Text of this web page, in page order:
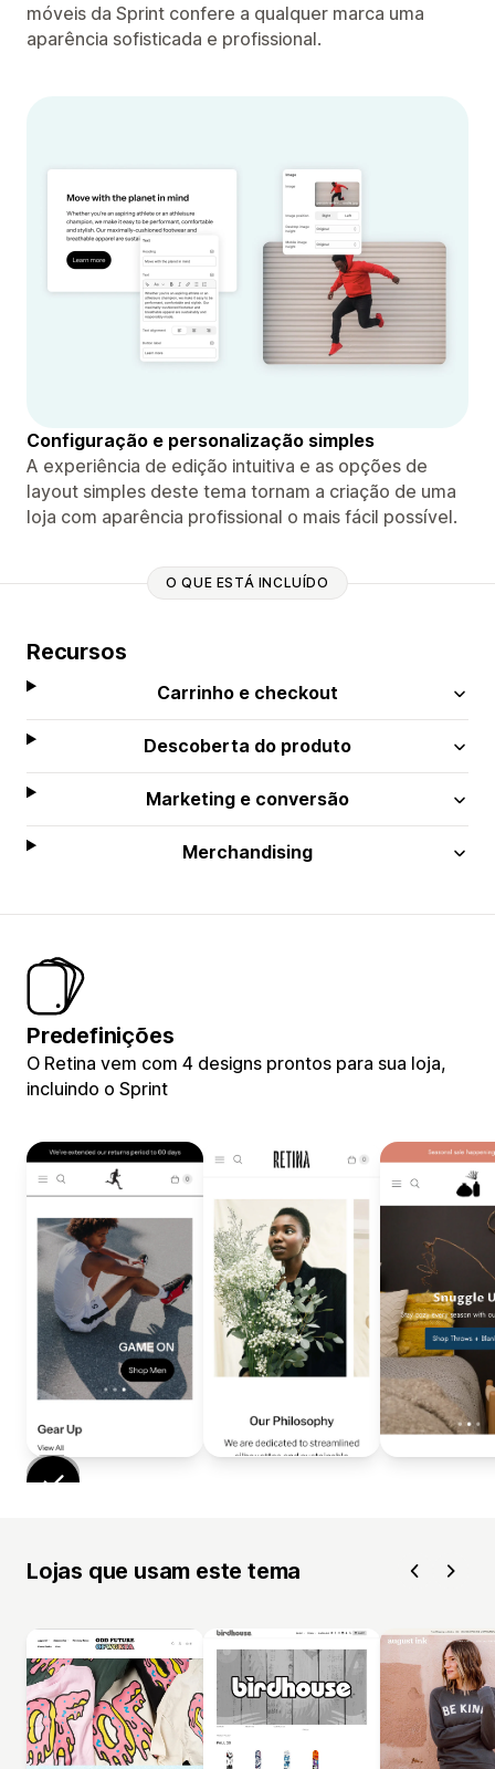
móveis da Sprint confere a qualquer marca uma
aparência sofisticada e profissional.
Configuração e personalização simples
A experiência de edição intuitiva e as opções de
layout simples deste tema tornam a criação de uma
loja com aparência profissional o mais fácil possível.
O QUE ESTÁ INCLUÍDO
Recursos
Carrinho e checkout
Descoberta do produto
Marketing e conversão
Merchandising
Predefinições
O Retina vem com 4 designs prontos para sua loja,
incluindo o Sprint
Lojas que usam este tema